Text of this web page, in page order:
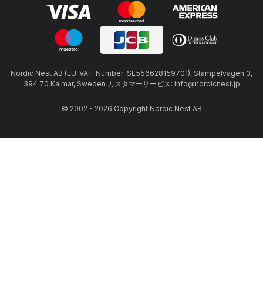
Nordic Nest AB (EU-VAT-Number: SE556628159701), Stämpelvägen 3,
394 70 Kalmar, Sweden カスタマーサービス: info@nordicnest.jp
© 2002 - 2026 Copyright Nordic Nest AB